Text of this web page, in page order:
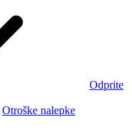
Odprite
Otroške nalepke